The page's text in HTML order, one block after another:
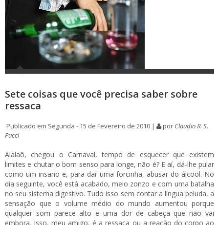
Sete coisas que você precisa saber sobre
ressaca
Publicado em Segunda - 15 de Fevereiro de 2010 | por Claudio R. S.
Pucci
Alalaô, chegou o Carnaval, tempo de esquecer que existem
limites e chutar o bom senso para longe, não é? E aí, dá-lhe pular
como um insano e, para dar uma forcinha, abusar do álcool. No
dia seguinte, você está acabado, meio zonzo e com uma batalha
no seu sistema digestivo. Tudo isso sem contar a língua peluda, a
sensação que o volume médio do mundo aumentou porque
qualquer som parece alto e uma dor de cabeça que não vai
embora. Isso, meu amigo, é a ressaca ou a reação do corpo ao